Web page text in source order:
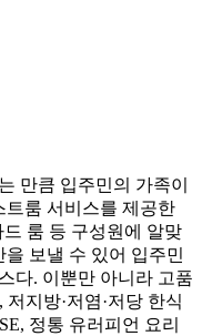
만큼 입주민의 가족이
트룸 서비스를 제공한
드 룸 등 구성원에 알맞
보낼 수 있어 입주민
다. 이뿐만 아니라 고품
저지방·저염·저당 한식
정통 유러피언 요리